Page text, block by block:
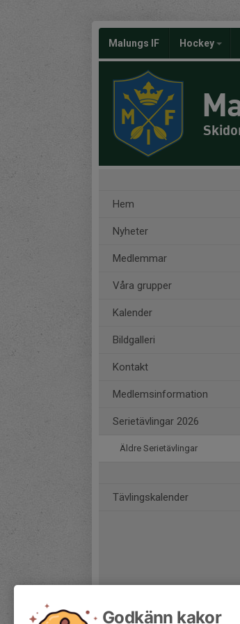
Malungs IF Hockey
Hem
Nyheter
Medlemmar
Våra grupper
Kalender
Bildgalleri
Kontakt
Medlemsinformation
Serietävlingar 2026
Äldre Serietävlingar
Tävlingskalender
Godkänn kakor